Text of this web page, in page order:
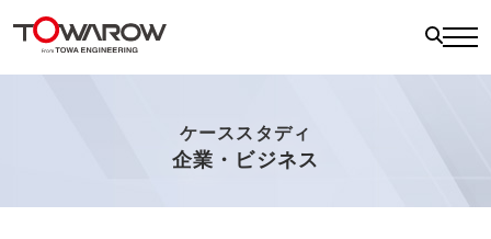
ケーススタディ
企業・ビジネス